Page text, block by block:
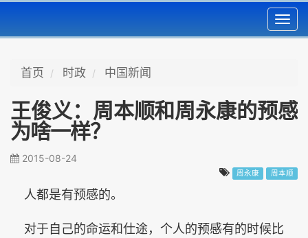
首页 时政 中国新闻
王俊义：周本顺和周永康的预感
为啥一样？
2015-08-24
周永康 周本顺
人都是有预感的。
对于自己的命运和仕途，个人的预感有的时候比